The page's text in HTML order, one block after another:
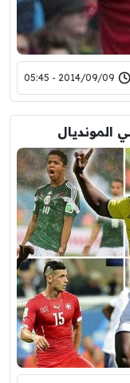
2014/09/09 - 05:45
المونديال